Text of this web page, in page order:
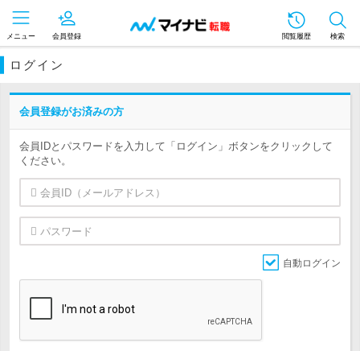
メニュー 会員登録 閲覧履歴 検索
ログイン
会員登録がお済みの方
会員IDとパスワードを入力して「ログイン」ボタンをクリックして
ください。
自動ログイン